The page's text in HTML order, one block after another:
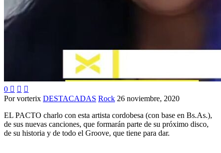
0   
Por vorterix DESTACADAS Rock 26 noviembre, 2020
EL PACTO charlo con esta artista cordobesa (con base en Bs.As.),
de sus nuevas canciones, que formarán parte de su próximo disco,
de su historia y de todo el Groove, que tiene para dar.